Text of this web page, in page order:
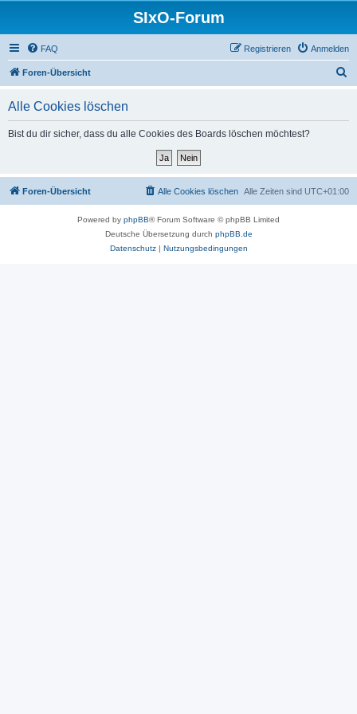
SIxO-Forum
FAQ Anmelden
Registrieren
Foren-Übersicht
Alle Cookies löschen
Bist du dir sicher, dass du alle Cookies des Boards löschen möchtest?
Foren-Übersicht Alle Zeiten sind UTC+01:00
Alle Cookies löschen
Powered by phpBB® Forum Software © phpBB Limited
Deutsche Übersetzung durch phpBB.de
Datenschutz| Nutzungsbedingungen